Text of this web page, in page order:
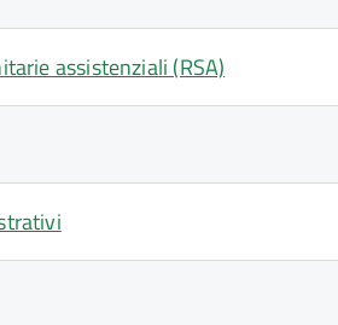
assistenziali (RSA)